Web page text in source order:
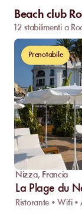
Beach club
12 stabilimenti a
Prenotabile
Nizza, Francia
La Plage du
Ristorante • Wifi •